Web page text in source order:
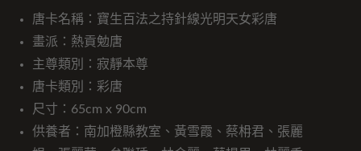
唐卡名稱：寶生百法之持針線光明天女彩唐
畫派：熱貢勉唐
主尊類別：寂靜本尊
唐卡類別：彩唐
尺寸：65cm x 90cm
供養者：南加橙縣教室、黃雪霞、蔡枏君、張麗